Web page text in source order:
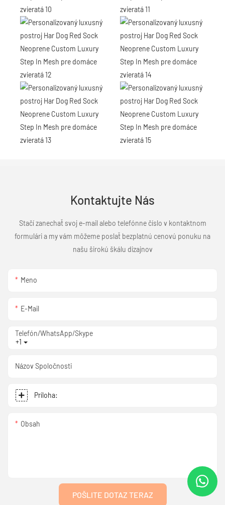
Kontaktujte Nás
Stačí zanechať svoj e-mail alebo telefónne číslo v kontaktnom
formulári a my vám môžeme poslať bezplatnú cenovú ponuku na
našu širokú škálu dizajnov
Meno
E-Mail
+1
Telefón/WhatsApp/Skype
Názov Spoločnosti
Príloha:
Obsah
POŠLITE DOTAZ TERAZ